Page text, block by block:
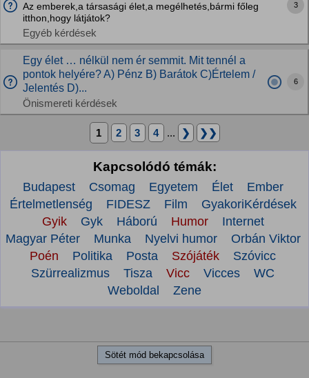
Az emberek,a társasági élet,a megélhetés,bármi főleg
itthon,hogy látjátok?
Egyéb kérdések
3
Egy élet … nélkül nem ér semmit. Mit tennél a
pontok helyére? A) Pénz B) Barátok C)Értelem /
Jelentés D)...
Önismereti kérdések
6
1 2 3 4 ... ❯ ❯❯
Kapcsolódó témák:
Budapest Csomag Egyetem Élet
Ember
Értelmetlenség
FIDESZ Film
GyakoriKérdések
Gyik
Gyk Háború Humor
Internet
Magyar Péter
Munka Nyelvi humor
Orbán Viktor
Poén
Politika Posta Szójáték
Szóvicc
Szürrealizmus
Tisza Vicc Vicces
WC
Weboldal
Zene
Sötét mód bekapcsolása